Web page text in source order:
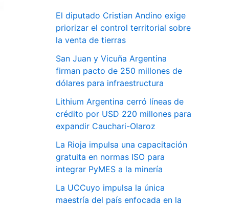
El diputado Cristian Andino exige
priorizar el control territorial sobre
la venta de tierras
San Juan y Vicuña Argentina
firman pacto de 250 millones de
dólares para infraestructura
Lithium Argentina cerró líneas de
crédito por USD 220 millones para
expandir Cauchari-Olaroz
La Rioja impulsa una capacitación
gratuita en normas ISO para
integrar PyMES a la minería
La UCCuyo impulsa la única
maestría del país enfocada en la